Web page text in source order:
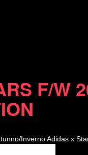
F/W
Inverno Adidas x